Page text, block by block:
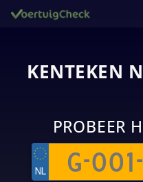
KENTEKEN
PROBEER